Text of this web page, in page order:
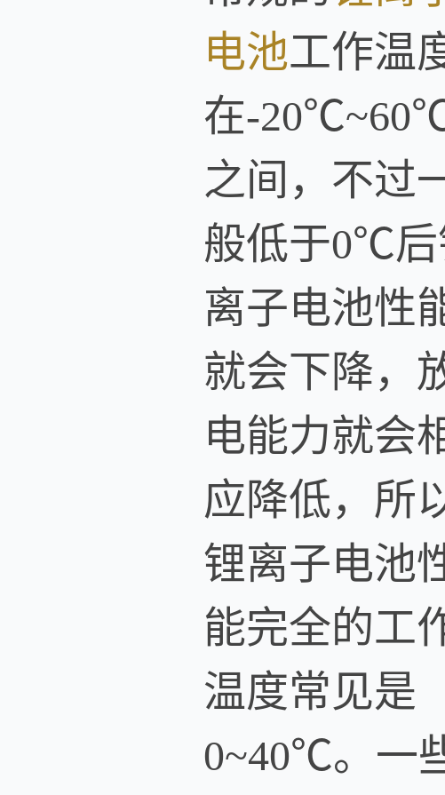
电池工作温
在-
之间，不过
般低于0℃后
离子电池性
就会下降，
电能力就会
应降低，所
锂离子电池
能完全的工
温度常见是
0~40℃。一